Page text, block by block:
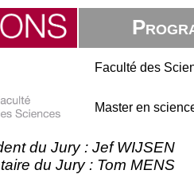
Faculté des
Master en
du Jury : Jef WIJSEN
du Jury : Tom MENS